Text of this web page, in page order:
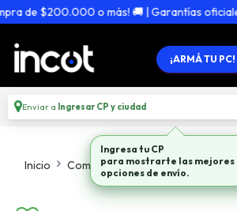
de $200.000 o más! 🚚 | Garantías oficiales
¡ARMÁ TU PC!
Enviar a Ingresar CP y ciudad
Inicio Computadoras Notebooks
Ingresa tu CP
para mostrarte las mejores
opciones de envío.